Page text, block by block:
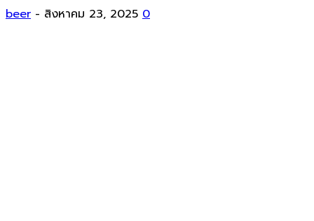
beer - สิงหาคม 23, 2025 0